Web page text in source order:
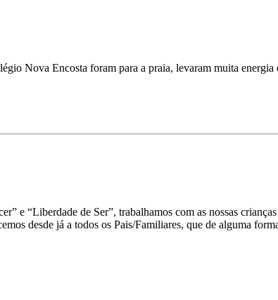
Nova Encosta foram para a praia, levaram muita
e “Liberdade de Ser”, trabalhamos com as nossas
desde já a todos os Pais/Familiares, que de alguma